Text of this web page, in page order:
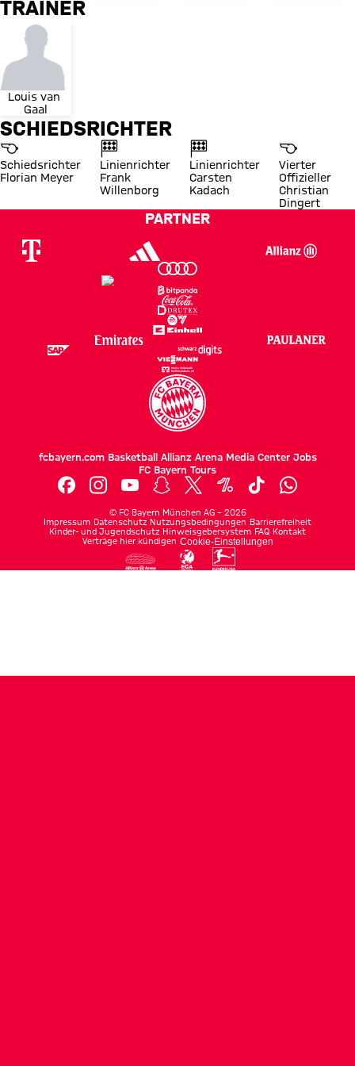
TRAINER
Louis van
Gaal
SCHIEDSRICHTER
Schiedsrichter
Florian Meyer
Linienrichter
Frank
Willenborg
Linienrichter
Carsten
Kadach
Vierter
Offizieller
Christian
Dingert
PARTNER
fcbayern.com Basketball Allianz Arena Media Center Jobs
FC Bayern Tours
© FC Bayern München AG – 2026
Impressum Datenschutz Nutzungsbedingungen Barrierefreiheit
Kinder- und Jugendschutz Hinweisgebersystem FAQ Kontakt
Verträge hier kündigen Cookie-Einstellungen